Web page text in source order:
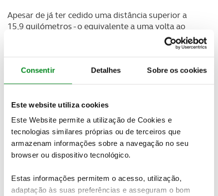
Consentir Detalhes Sobre os cookies
Este website utiliza cookies
Este Website permite a utilização de Cookies e
tecnologias similares próprias ou de terceiros que
armazenam informações sobre a navegação no seu
browser ou dispositivo tecnológico.
Estas informações permitem o acesso, utilização,
adaptação às suas preferências e asseguram o bom
Apesar de já ter cedido uma distância superior a
15,9 quilómetros - o equivalente a uma volta ao
Terródromo de Fronteira, Igor Skoks, Rudolfs Skoks
e Arvis Piki, em Mitsubishi Pajero, têm razões para
sorrir. A formação da Letónia, vencedora das AFN 24
Horas TT Vila de Fronteira em 2017, partiu da 13ª
posição.Em três horas subiu nove lugarese, depois
discussão pela vitória na corrida.
Os antigos campeões nacionais, Ricardo Porém e
Filipe Campos, acompanhados por Alexandre Ré e
Victor Conceição, em MMP Rally Raid, seguem na
terceira posição, também a uma volta dos líderes.
A companhia francesa da MMP está a ter um
excelente arranque.Dos seis carros inscritos em